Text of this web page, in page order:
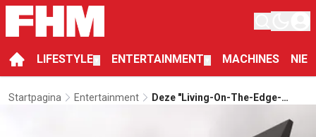
LIFESTYLE ENTERTAINMENT MACHINES
Startpagina Entertainment
Deze "living-On-The-Edge-
Mensen Met Hoogtevrees